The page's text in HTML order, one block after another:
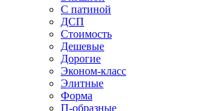
С патиной
ДСП
Стоимость
Дешевые
Дорогие
Эконом-класс
Элитные
Форма
П-образные